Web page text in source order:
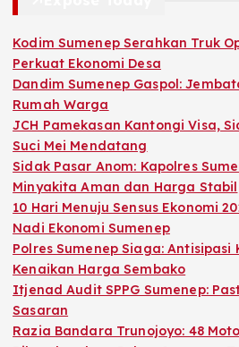
Kodim Sumenep Serahkan Truk
Perkuat Ekonomi Desa
Dandim Sumenep Gaspol:
Rumah Warga
JCH Pamekasan Kantongi Visa,
Suci Mei Mendatang
Sidak Pasar Anom: Kapolres
Minyakita Aman dan Harga Stabil
10 Hari Menuju Sensus Ekonomi
Nadi Ekonomi Sumenep
Polres Sumenep Siaga: Antisipasi
Kenaikan Harga Sembako
Itjenad Audit SPPG Sumenep:
Sasaran
Razia Bandara Trunojoyo: 48